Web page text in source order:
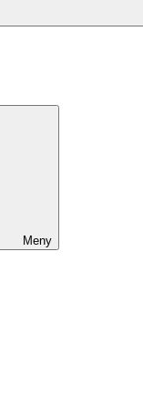
Meny